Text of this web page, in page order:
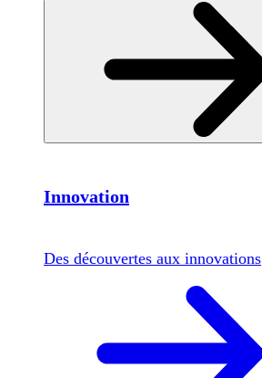
Innovation
Des découvertes aux innovations